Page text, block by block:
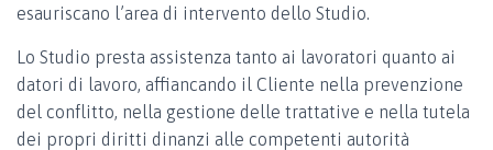
esauriscano l’area di intervento dello Studio.
Lo Studio presta assistenza tanto ai lavoratori quanto ai
datori di lavoro, affiancando il Cliente nella prevenzione
del conflitto, nella gestione delle trattative e nella tutela
dei propri diritti dinanzi alle competenti autorità